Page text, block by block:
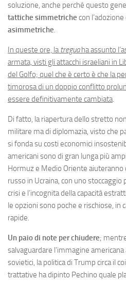
soluzione, anche perché questo
tattiche simmetriche con
asimmetriche.
In queste ore, latreguaha assunto
armata, visti gli attacchi israeliani in
del Golfo; quel che è certo è che la
timorosa di un doppio conflitto
essere definitivamente cambiata.
Di fatto, la riapertura dello stretto
militare ma di diplomazia, visto che
si fonda su costi economici
americani sono di gran lunga più
Hormuz e Medio Oriente aiuteranno
russo in Ucraina, con uno
crisi e l’incognita della capacità
le opzioni sono poche e rischiose, in
rapide.
Un paio di note per chiudere;
salvaguardare l’immagine
sovietici, la politica di Trump circa il
trattative ha dipinto Pechino quale